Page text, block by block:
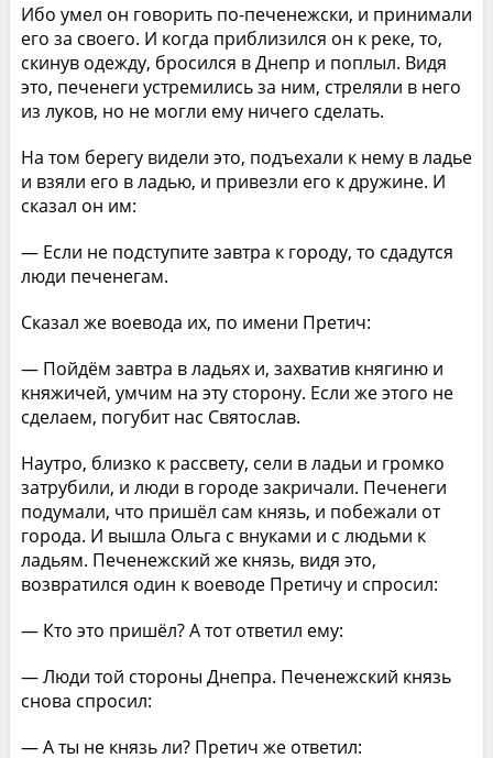
Ибо умел он говорить по-печенежски, и принимали
его за своего. И когда приблизился он к реке, то,
скинув одежду, бросился в Днепр и поплыл. Видя
это, печенеги устремились за ним, стреляли в него
из луков, но не могли ему ничего сделать.
На том берегу видели это, подъехали к нему в ладье
и взяли его в ладью, и привезли его к дружине. И
сказал он им:
— Если не подступите завтра к городу, то сдадутся
люди печенегам.
Сказал же воевода их, по имени Претич:
— Пойдём завтра в ладьях и, захватив княгиню и
княжичей, умчим на эту сторону. Если же этого не
сделаем, погубит нас Святослав.
Наутро, близко к рассвету, сели в ладьи и громко
затрубили, и люди в городе закричали. Печенеги
подумали, что пришёл сам князь, и побежали от
города. И вышла Ольга с внуками и с людьми к
ладьям. Печенежский же князь, видя это,
возвратился один к воеводе Претичу и спросил:
— Кто это пришёл? А тот ответил ему:
— Люди той стороны Днепра. Печенежский князь
снова спросил:
— А ты не князь ли? Претич же ответил: